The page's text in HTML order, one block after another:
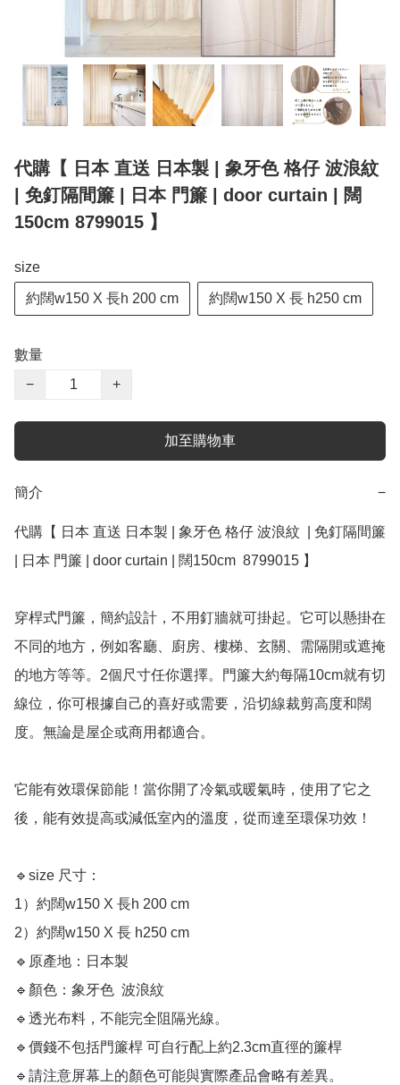
代購【 日本 直送 日本製 | 象牙色 格仔 波浪紋
| 免釘隔間簾 | 日本 門簾 | door curtain | 闊
150cm 8799015 】
size
約闊w150 X 長h 200 cm 約闊w150 X 長 h250 cm
數量
−
+
加至購物車
簡介 −
代購【 日本 直送 日本製 | 象牙色 格仔 波浪紋  | 免釘隔間簾
| 日本 門簾 | door curtain | 闊150cm  8799015 】
穿桿式門簾，簡約設計，不用釘牆就可掛起。它可以懸掛在
不同的地方，例如客廳、廚房、樓梯、玄關、需隔開或遮掩
的地方等等。2個尺寸任你選擇。門簾大約每隔10cm就有切
線位，你可根據自己的喜好或需要，沿切線裁剪高度和闊
度。無論是屋企或商用都適合。
它能有效環保節能！當你開了冷氣或暖氣時，使用了它之
後，能有效提高或減低室內的溫度，從而達至環保功效！
🔹size 尺寸：
1）約闊w150 X 長h 200 cm
2）約闊w150 X 長 h250 cm
🔹原產地：日本製
🔹顏色：象牙色  波浪紋
🔹透光布料，不能完全阻隔光線。
🔹價錢不包括門簾桿 可自行配上約2.3cm直徑的簾桿
🔹請注意屏幕上的顏色可能與實際產品會略有差異。